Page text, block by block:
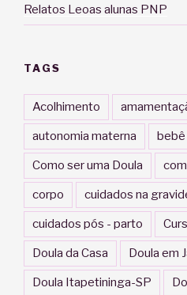
Relatos Leoas alunas PNP
TAGS
Acolhimento
autonomia materna bebê
Como ser uma Doula
corpo cuidados na
cuidados pós - parto
Doula da Casa Doula em
Doula Itapetininga-SP